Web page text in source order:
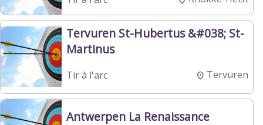
Tervuren St-Hubertus &#038; St-
Martinus
Tir à l'arc Tervuren
Antwerpen La Renaissance